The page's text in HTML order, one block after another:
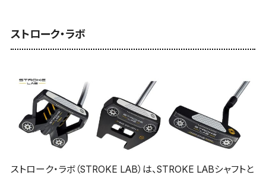
ストローク・ラボ
ストローク・ラボ（STROKE LAB）は、STROKE LABシャフトと